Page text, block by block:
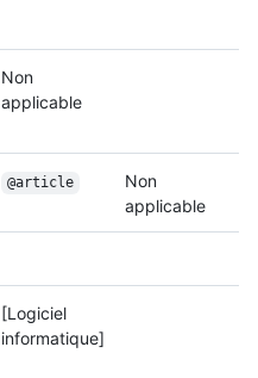
Non
applicable
@article
Non
applicable
[Logiciel
informatique]